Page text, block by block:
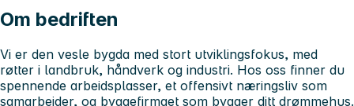
Om bedriften
Vi er den vesle bygda med stort utviklingsfokus, med
røtter i landbruk, håndverk og industri. Hos oss finner du
spennende arbeidsplasser, et offensivt næringsliv som
samarbeider, og byggefirmaet som bygger ditt drømmehus.